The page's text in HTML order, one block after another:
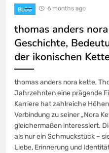
BLOG 6 months ago
thomas anders
Geschichte,
der ikonischen
thomas anders nora kette,
Jahrzehnten eine prägende
Karriere hat zahlreiche
Verbindung zu seiner „Nora
gleichermaßen interessiert.
als nur ein Schmuckstück –
Liebe, Erinnerung und